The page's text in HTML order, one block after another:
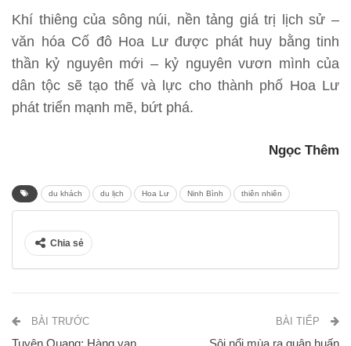
Khí thiêng của sông núi, nền tảng giá trị lịch sử –
văn hóa Cố đô Hoa Lư được phát huy bằng tinh
thần kỷ nguyên mới – kỷ nguyên vươn mình của
dân tộc sẽ tạo thế và lực cho thành phố Hoa Lư
phát triển mạnh mẽ, bứt phá.
Ngọc Thêm
du khách du lịch Hoa Lư Ninh Bình thiên nhiên
Chia sẻ
BÀI TRƯỚC
Tuyên Quang: Hàng vạn
BÀI TIẾP
Sôi nổi mùa ra quân huấn